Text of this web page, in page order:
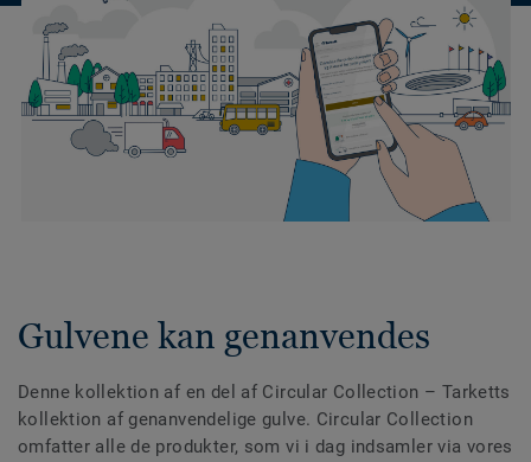
Gulvene kan genanvendes
Denne kollektion af en del af Circular Collection – Tarketts
kollektion af genanvendelige gulve. Circular Collection
omfatter alle de produkter, som vi i dag indsamler via vores